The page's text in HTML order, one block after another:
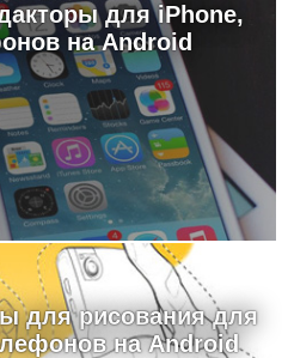
для iPhone,
на Android
для рисования для
на Android